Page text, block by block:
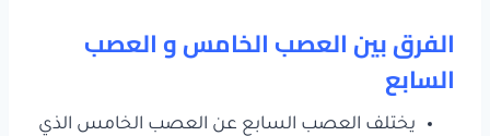
الفرق بين العصب الخامس و العصب
السابع
يختلف العصب السابع عن العصب الخامس الذي